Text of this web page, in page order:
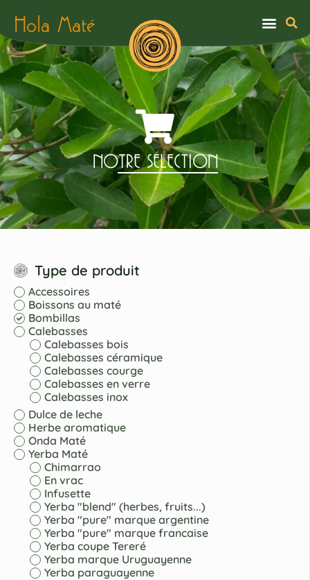
Hola Maté
NOTRE SÉLECTION
Type de produit
Accessoires
Boissons au maté
Bombillas
Calebasses
Calebasses bois
Calebasses céramique
Calebasses courge
Calebasses en verre
Calebasses inox
Dulce de leche
Herbe aromatique
Onda Maté
Yerba Maté
Chimarrao
En vrac
Infusette
Yerba "blend" (herbes, fruits...)
Yerba "pure" marque argentine
Yerba "pure" marque francaise
Yerba coupe Tereré
Yerba marque Uruguayenne
Yerba paraguayenne